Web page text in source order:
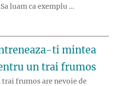
luam ca exemplu …
ti mintea
un trai frumos
trai frumos are nevoie de